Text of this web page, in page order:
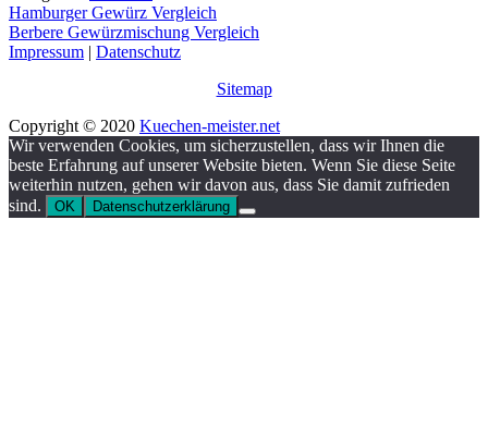
Hamburger Gewürz Vergleich
Berbere Gewürzmischung Vergleich
Impressum | Datenschutz
Sitemap
Copyright © 2020 Kuechen-meister.net
Wir verwenden Cookies, um sicherzustellen, dass wir Ihnen die
beste Erfahrung auf unserer Website bieten. Wenn Sie diese Seite
weiterhin nutzen, gehen wir davon aus, dass Sie damit zufrieden
sind.
OK Datenschutzerklärung